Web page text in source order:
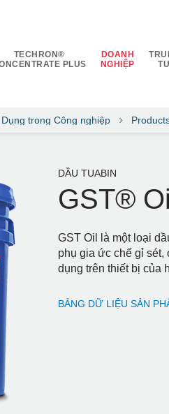
TECHRON®
PLUS
DOANH
NGHIỆP
trong Công nghiệp
DẦU TUABIN
GST®
GST Oil là một loại
phụ gia ức chế gỉ
dụng trên thiết bị của
BẢNG DỮ LIỆU SẢN